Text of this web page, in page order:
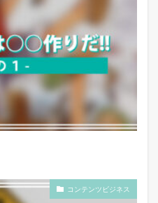
コンテンツビジネス